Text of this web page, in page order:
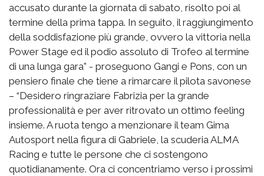
accusato durante la giornata di sabato, risolto poi al
termine della prima tappa. In seguito, il raggiungimento
della soddisfazione più grande, ovvero la vittoria nella
Power Stage ed il podio assoluto di Trofeo al termine
di una lunga gara” - proseguono Gangi e Pons, con un
pensiero finale che tiene a rimarcare il pilota savonese
– “Desidero ringraziare Fabrizia per la grande
professionalità e per aver ritrovato un ottimo feeling
insieme. A ruota tengo a menzionare il team Gima
Autosport nella figura di Gabriele, la scuderia ALMA
Racing e tutte le persone che ci sostengono
quotidianamente. Ora ci concentriamo verso i prossimi